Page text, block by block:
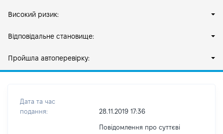
Високий ризик:
Відповідальне становище:
Пройшла автоперевірку:
Дата та час
подання:
28.11.2019 17:36
Повідомлення про суттєві